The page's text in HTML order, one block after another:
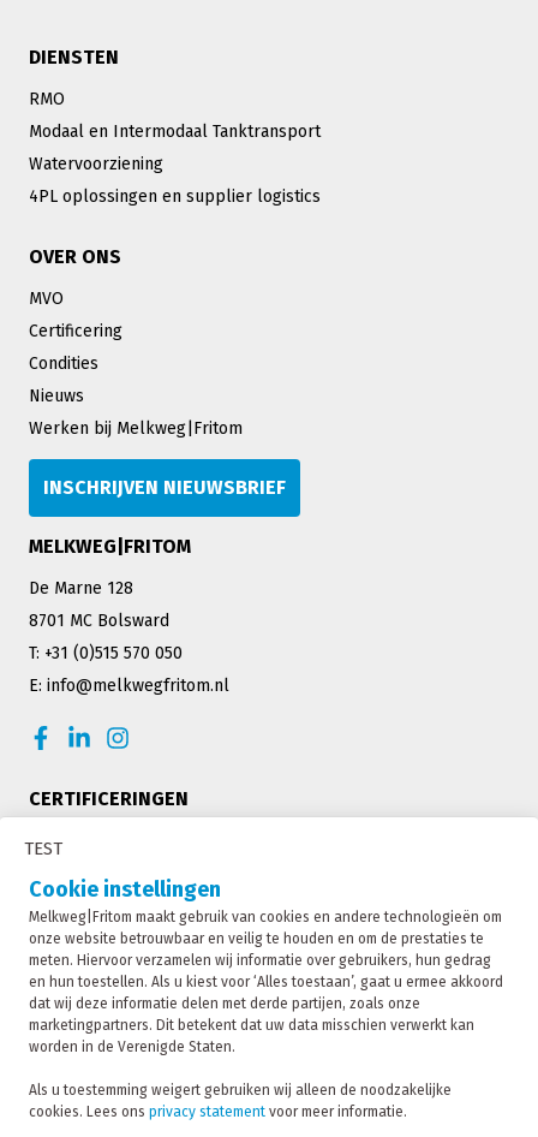
TEST
Cookie instellingen
Melkweg|Fritom maakt gebruik van cookies en andere technologieën om
onze website betrouwbaar en veilig te houden en om de prestaties te
meten. Hiervoor verzamelen wij informatie over gebruikers, hun gedrag
en hun toestellen. Als u kiest voor ‘Alles toestaan’, gaat u ermee akkoord
dat wij deze informatie delen met derde partijen, zoals onze
marketingpartners. Dit betekent dat uw data misschien verwerkt kan
worden in de Verenigde Staten.
Als u toestemming weigert gebruiken wij alleen de noodzakelijke
cookies. Lees onsprivacy statement voor meer informatie.
DIENSTEN
RMO
Modaal en Intermodaal Tanktransport
Watervoorziening
4PL oplossingen en supplier logistics
OVER ONS
MVO
Certificering
Condities
Nieuws
Werken bij Melkweg|Fritom
INSCHRIJVEN NIEUWSBRIEF
MELKWEG|FRITOM
De Marne 128
8701 MC Bolsward
T: +31 (0)515 570 050
E: info@melkwegfritom.nl
CERTIFICERINGEN
Melkweg|Fritom is onderdeel van de Fritom Group